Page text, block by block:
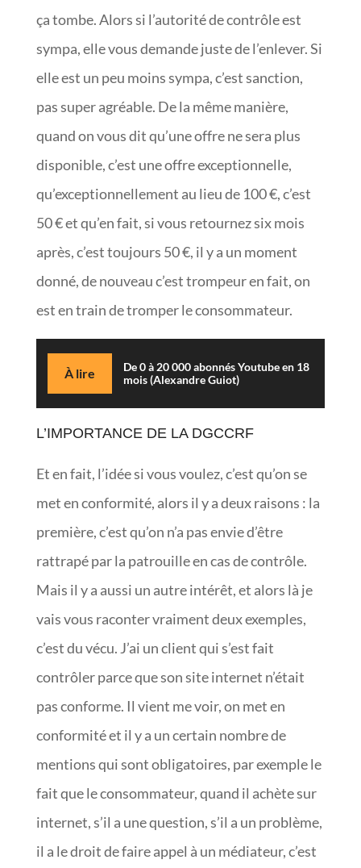
ça tombe. Alors si l’autorité de contrôle est
sympa, elle vous demande juste de l’enlever. Si
elle est un peu moins sympa, c’est sanction,
pas super agréable. De la même manière,
quand on vous dit qu’une offre ne sera plus
disponible, c’est une offre exceptionnelle,
qu’exceptionnellement au lieu de 100 €, c’est
50 € et qu’en fait, si vous retournez six mois
après, c’est toujours 50 €, il y a un moment
donné, de nouveau c’est trompeur en fait, on
est en train de tromper le consommateur.
À lire
De 0 à 20 000 abonnés Youtube en 18
mois (Alexandre Guiot)
L’IMPORTANCE DE LA DGCCRF
Et en fait, l’idée si vous voulez, c’est qu’on se
met en conformité, alors il y a deux raisons : la
première, c’est qu’on n’a pas envie d’être
rattrapé par la patrouille en cas de contrôle.
Mais il y a aussi un autre intérêt, et alors là je
vais vous raconter vraiment deux exemples,
c’est du vécu. J’ai un client qui s’est fait
contrôler parce que son site internet n’était
pas conforme. Il vient me voir, on met en
conformité et il y a un certain nombre de
mentions qui sont obligatoires, par exemple le
fait que le consommateur, quand il achète sur
internet, s’il a une question, s’il a un problème,
il a le droit de faire appel à un médiateur, c’est